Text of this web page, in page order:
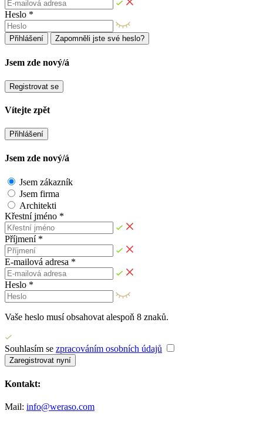
Heslo *
Přihlášení Zapomněli jste své heslo?
Jsem zde nový/á
Registrovat se
Vítejte zpět
Přihlášení
Jsem zde nový/á
Jsem zákazník
Jsem firma
Architekti
Křestní jméno *
Příjmení *
E-mailová adresa *
Heslo *
Vaše heslo musí obsahovat alespoň 8 znaků.
Souhlasím se zpracováním osobních údajů
Zaregistrovat nyní
Kontakt:
Mail: info@weraso.com